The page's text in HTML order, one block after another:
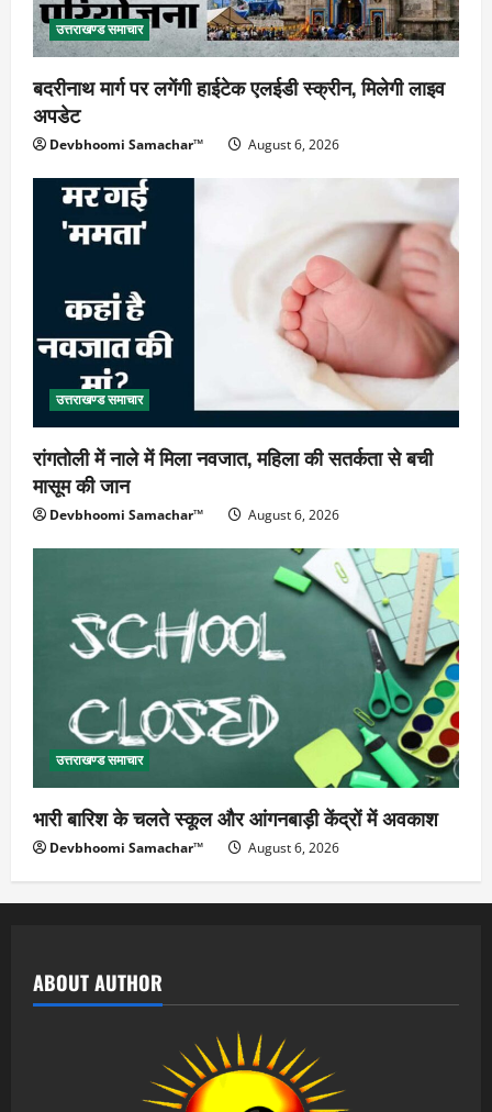
उत्तराखण्ड समाचार
बदरीनाथ मार्ग पर लगेंगी हाईटेक एलईडी स्क्रीन, मिलेगी लाइव
अपडेट
Devbhoomi Samachar™ August 6, 2026
उत्तराखण्ड समाचार
रांगतोली में नाले में मिला नवजात, महिला की सतर्कता से बची
मासूम की जान
Devbhoomi Samachar™ August 6, 2026
उत्तराखण्ड समाचार
भारी बारिश के चलते स्कूल और आंगनबाड़ी केंद्रों में अवकाश
Devbhoomi Samachar™ August 6, 2026
ABOUT AUTHOR